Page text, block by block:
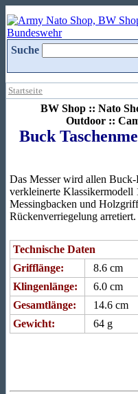
Suche
Startseite
BW Shop :: Nato
Outdoor ::
Buck
Das Messer wird allen
verkleinerte Klassikermodell
Messingbacken und
Rückenverriegelung arretiert.
Technische Daten
Grifflänge:
8.6 cm
Klingenlänge:
6.0 cm
Gesamtlänge:
14.6 cm
Gewicht:
64 g